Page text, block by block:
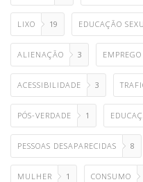
LIXO 19 EDUCAÇÃO
ALIENAÇÃO 3 EMPREGO
ACESSIBILIDADE 3
PÓS-VERDADE 1
PESSOAS DESAPARECIDAS 8
MULHER 1 CONSUMO